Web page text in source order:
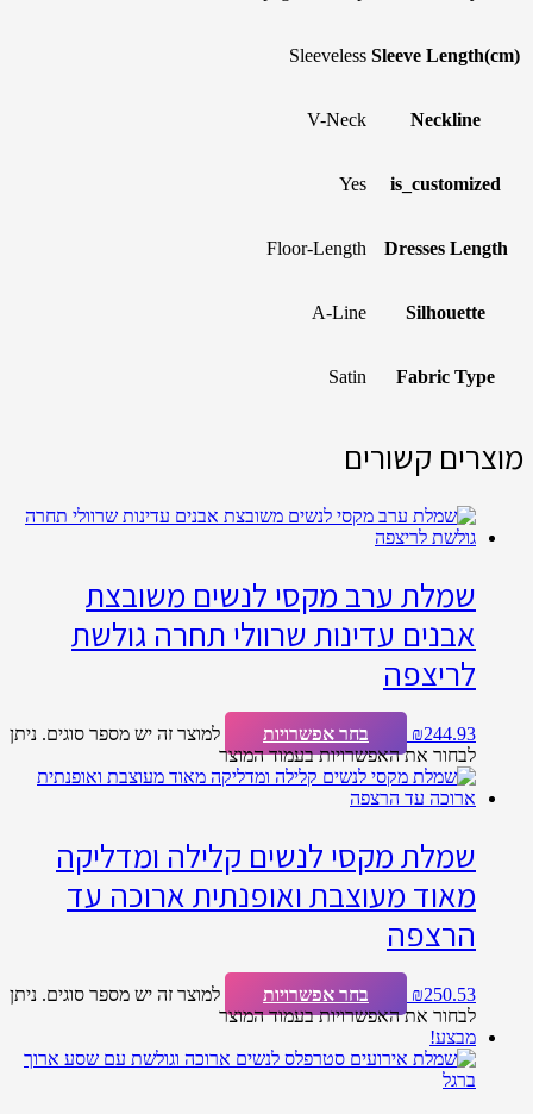
Sleeve Length(cm)
Sleeveless
Neckline
V-Neck
is_customized
Yes
Dresses Length
Floor-Length
Silhouette
A-Line
Fabric Type
Satin
מוצרים קשורים
שמלת ערב מקסי לנשים משובצת
אבנים עדינות שרוולי תחרה גולשת
לריצפה
₪244.93 בחר אפשרויות
למוצר זה יש מספר סוגים. ניתן
לבחור את האפשרויות בעמוד המוצר
שמלת מקסי לנשים קלילה ומדליקה
מאוד מעוצבת ואופנתית ארוכה עד
הרצפה
₪250.53 בחר אפשרויות
למוצר זה יש מספר סוגים. ניתן
לבחור את האפשרויות בעמוד המוצר
מבצע!